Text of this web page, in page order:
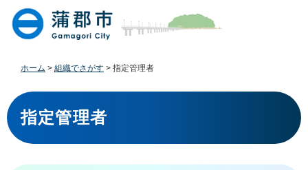
す
。
し
て
ホーム > 組織でさがす > 指定管理者
本
文
指定管理者